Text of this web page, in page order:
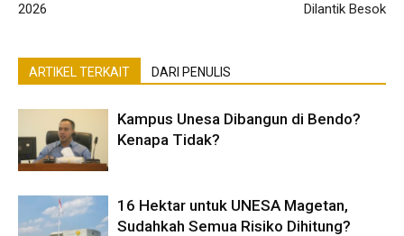
2026
Dilantik Besok
ARTIKEL TERKAIT DARI PENULIS
Kampus Unesa Dibangun di Bendo?
Kenapa Tidak?
16 Hektar untuk UNESA Magetan,
Sudahkah Semua Risiko Dihitung?